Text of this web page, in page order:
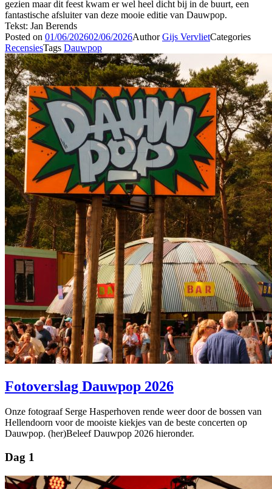
gezien maar dit feest kwam er wel heel dicht bij in de buurt, een
fantastische afsluiter van deze mooie editie van Dauwpop.
Tekst: Jan Berends
Posted on 01/06/202602/06/2026AuthorGijs VervlietCategories
RecensiesTags Dauwpop
Fotoverslag Dauwpop 2026
Onze fotograaf Serge Hasperhoven rende weer door de bossen van
Hellendoorn voor de mooiste kiekjes van de beste concerten op
Dauwpop. (her)Beleef Dauwpop 2026 hieronder.
Dag 1